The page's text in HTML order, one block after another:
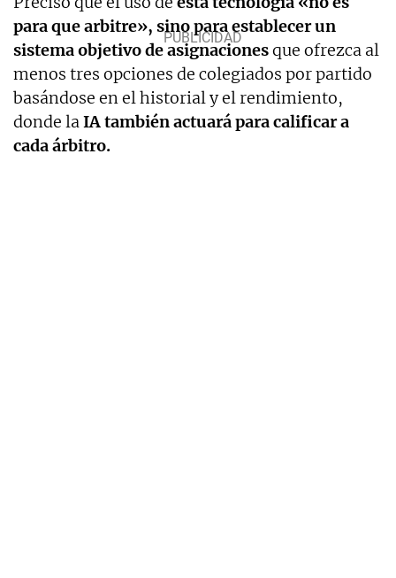
para que arbitre», sino para establecer un
sistema objetivo de asignacionesque ofrezca al
menos tres opciones de colegiados por partido
basándose en el historial y el rendimiento,
donde laIA también actuará para calificar a
cada árbitro.